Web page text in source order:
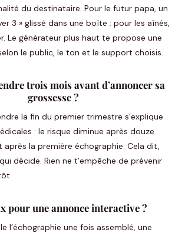
du destinataire. Pour le futur papa, un
3 » glissé dans une boîte ; pour les aînés,
Le générateur plus haut te propose une
le public, le ton et le support choisis.
trois mois avant d’annoncer sa
grossesse ?
la fin du premier trimestre s’explique
: le risque diminue après douze
après la première échographie. Cela dit,
décide. Rien ne t’empêche de prévenir
pour une annonce interactive ?
l’échographie une fois assemblé, une